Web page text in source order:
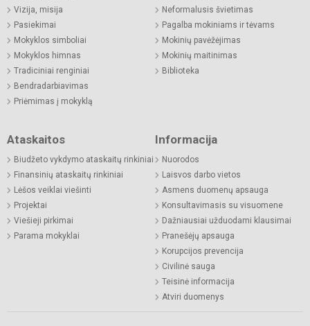
Vizija, misija
Pasiekimai
Mokyklos simboliai
Mokyklos himnas
Tradiciniai renginiai
Bendradarbiavimas
Priėmimas į mokyklą
Neformalusis švietimas
Pagalba mokiniams ir tėvams
Mokinių pavėžėjimas
Mokinių maitinimas
Biblioteka
Ataskaitos
Biudžeto vykdymo ataskaitų rinkiniai
Finansinių ataskaitų rinkiniai
Lėšos veiklai viešinti
Projektai
Viešieji pirkimai
Parama mokyklai
Informacija
Nuorodos
Laisvos darbo vietos
Asmens duomenų apsauga
Konsultavimasis su visuomene
Dažniausiai užduodami klausimai
Pranešėjų apsauga
Korupcijos prevencija
Civilinė sauga
Teisinė informacija
Atviri duomenys